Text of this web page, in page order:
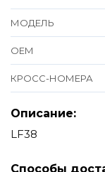
МОДЕЛЬ
ОЕМ
КРОСС-НОМЕРА
Описание:
LF38
Способы